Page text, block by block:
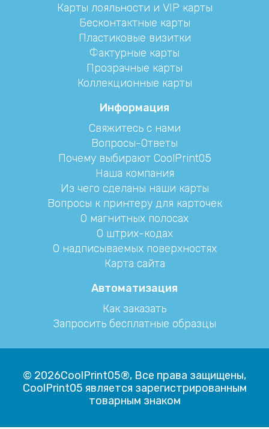
Карты лояльности и VIP карты
Бесконтактные карты
Пластиковые визитки
Фактурные карты
Прозрачные карты
Коллекционные карты
Информация
Свяжитесь с нами
Вопросы-Ответы
Почему выбирают CoolPrint05
Наша компания
Из чего сделаны наши карты
Вопросы к принтеру для карточек
О магнитных полосах
О штрих-кодах
О надписываемых поверхностях
Карта сайта
Автоматизация
Как заказать
Запросить бесплатные образцы
© 2026CoolPrint05®, Все права защищены,
CoolPrint05 является зарегистрированным
товарным знаком